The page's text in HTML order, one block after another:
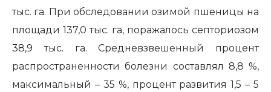
тыс. га. При обследовании озимой пшеницы на
площади 137,0 тыс. га, поражалось септориозом
38,9 тыс. га. Средневзвешенный процент
распространенности болезни составлял 8,8 %,
максимальный – 35 %, процент развития 1,5 – 5